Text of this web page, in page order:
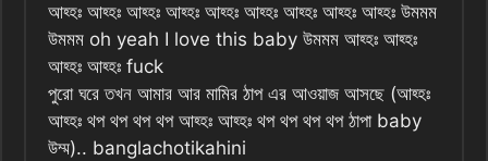
আহ্হঃ আহ্হঃ আহ্হঃ আহ্হঃ আহ্হঃ আহ্হঃ আহ্হঃ আহ্হঃ আহ্হঃ উমমম
উমমম oh yeah I love this baby উমমম আহ্হঃ আহ্হঃ
আহ্হঃ আহ্হঃ fuck
পুরো ঘরে তখন আমার আর মামির ঠাপ এর আওয়াজ আসছে (আহ্হঃ
আহ্হঃ থপ থপ থপ থপ আহ্হঃ আহ্হঃ থপ থপ থপ থপ ঠাপা baby
উম্ম).. banglachotikahini